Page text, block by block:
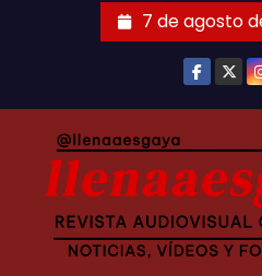
7 de agosto